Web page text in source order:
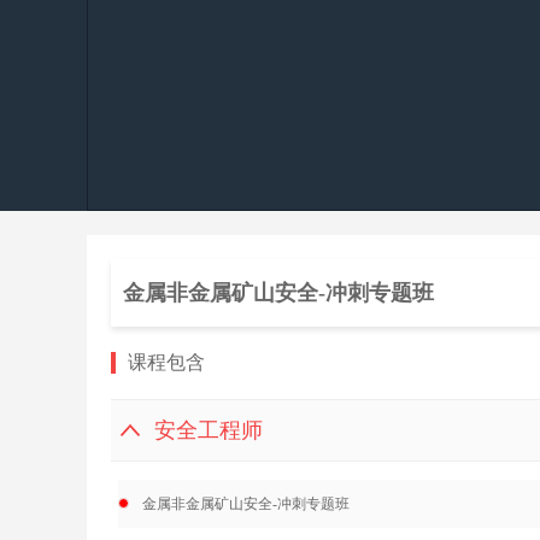
金属非金属矿山安全-冲刺专题班
课程包含
安全工程师
金属非金属矿山安全-冲刺专题班